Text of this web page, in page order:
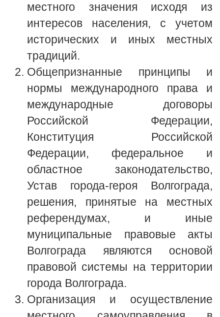
местного значения исходя из
интересов населения, с учетом
исторических и иных местных
традиций.
Общепризнанные принципы и
нормы международного права и
международные договоры
Российской Федерации,
Конституция Российской
Федерации, федеральное и
областное законодательство,
Устав города-героя Волгограда,
решения, принятые на местных
референдумах, и иные
муниципальные правовые акты
Волгограда являются основой
правовой системы на территории
города Волгограда.
Организация и осуществление